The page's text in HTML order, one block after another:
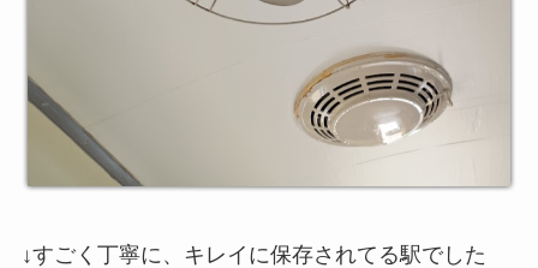
↓すごく丁寧に、キレイに保存されてる駅でした